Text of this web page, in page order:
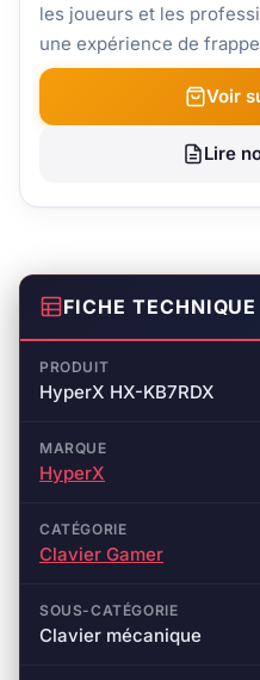
les joueurs et les
une expérience de
Voir
Lire
FICHE TECHNIQUE
PRODUIT
HyperX HX-KB7RDX
MARQUE
HyperX
CATÉGORIE
Clavier Gamer
SOUS-CATÉGORIE
Clavier mécanique